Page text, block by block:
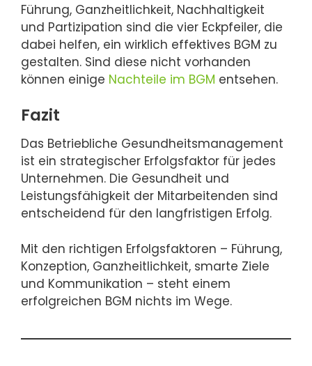
Führung, Ganzheitlichkeit, Nachhaltigkeit
und Partizipation sind die vier Eckpfeiler, die
dabei helfen, ein wirklich effektives BGM zu
gestalten. Sind diese nicht vorhanden
können einige Nachteile im BGM entsehen.
Fazit
Das Betriebliche Gesundheitsmanagement
ist ein strategischer Erfolgsfaktor für jedes
Unternehmen. Die Gesundheit und
Leistungsfähigkeit der Mitarbeitenden sind
entscheidend für den langfristigen Erfolg.
Mit den richtigen Erfolgsfaktoren – Führung,
Konzeption, Ganzheitlichkeit, smarte Ziele
und Kommunikation – steht einem
erfolgreichen BGM nichts im Wege.